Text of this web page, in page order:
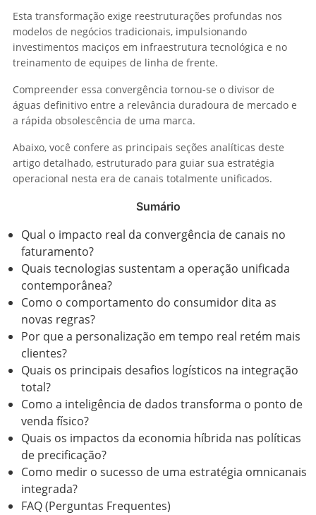
Esta transformação exige reestruturações profundas nos
modelos de negócios tradicionais, impulsionando
investimentos maciços em infraestrutura tecnológica e no
treinamento de equipes de linha de frente.
Compreender essa convergência tornou-se o divisor de
águas definitivo entre a relevância duradoura de mercado e
a rápida obsolescência de uma marca.
Abaixo, você confere as principais seções analíticas deste
artigo detalhado, estruturado para guiar sua estratégia
operacional nesta era de canais totalmente unificados.
Sumário
Qual o impacto real da convergência de canais no
faturamento?
Quais tecnologias sustentam a operação unificada
contemporânea?
Como o comportamento do consumidor dita as
novas regras?
Por que a personalização em tempo real retém mais
clientes?
Quais os principais desafios logísticos na integração
total?
Como a inteligência de dados transforma o ponto de
venda físico?
Quais os impactos da economia híbrida nas políticas
de precificação?
Como medir o sucesso de uma estratégia omnicanais
integrada?
FAQ (Perguntas Frequentes)